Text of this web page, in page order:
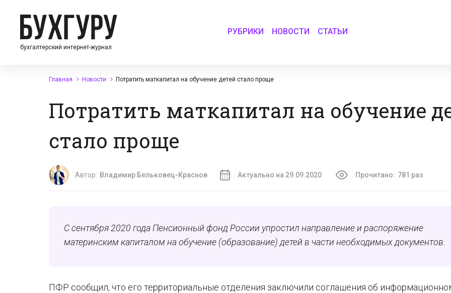
бухгалтерский интернет-журнал
РУБРИКИ НОВОСТИ СТАТЬИ
Главная Новости Потратить маткапитал на обучение детей стало проще
Потратить маткапитал на обучение
стало проще
Автор: Владимир Бельковец-Краснов Актуально на 29.09.2020 Прочитано: 781 раз
С сентября 2020 года Пенсионный фонд России упростил направление и распоряжение
материнским капиталом на обучение (образование) детей в части необходимых документов.
ПФР сообщил, что его территориальные отделения заключили соглашения об